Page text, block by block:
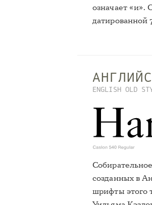
означает «и».
датированной
ENGLISH OLD
созданных в
шрифты этого